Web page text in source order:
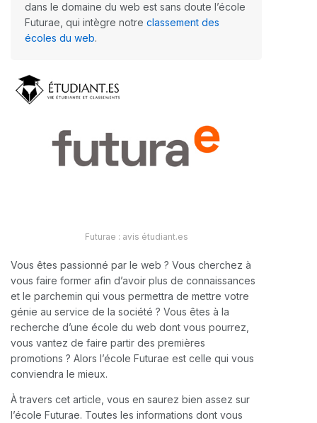
dans le domaine du web est sans doute l’école
Futurae, qui intègre notre classement des
écoles du web.
Futurae : avis étudiant.es
Vous êtes passionné par le web ? Vous cherchez à
vous faire former afin d’avoir plus de connaissances
et le parchemin qui vous permettra de mettre votre
génie au service de la société ? Vous êtes à la
recherche d’une école du web dont vous pourrez,
vous vantez de faire partir des premières
promotions ? Alors l’école Futurae est celle qui vous
conviendra le mieux.
À travers cet article, vous en saurez bien assez sur
l’école Futurae. Toutes les informations dont vous